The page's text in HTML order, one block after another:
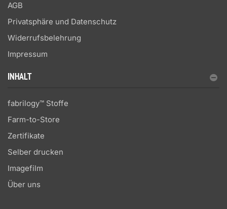
AGB
Privatsphäre und Datenschutz
Widerrufsbelehrung
Impressum
INHALT
fabrilogy™ Stoffe
Farm-to-Store
Zertifikate
Selber drucken
Imagefilm
Über uns